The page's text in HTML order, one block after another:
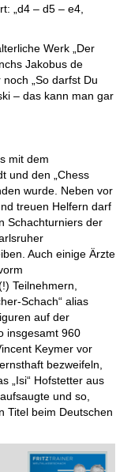
„d4 – d5 – e4,
Werk „Der
Jakobus de
„So darfst Du
– das kann man gar
mit dem
und den „Chess
wurde. Neben vor
treuen Helfern darf
Schachturniers der
Auch einige Ärzte
Teilnehmern,
Schach“ alias
auf der
insgesamt 960
Keymer vor
bezweifeln,
„Isi“ Hofstetter aus
und so,
Titel beim Deutschen